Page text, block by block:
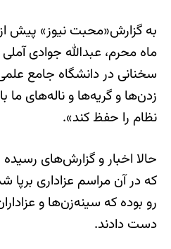
به گزارش«محبت نیوز» پیش از
ماه محرم، عبدالله جوادی
سخنانی در دانشگاه جامع
زدن‌ها و گریه‌ها و ناله‌های ما
نظام را حفظ کند».
حالا اخبار و گزارش‌های رسیده
که در آن مراسم عزاداری برپا
رو بوده که سینه‌زن‌ها و
دست دادند.